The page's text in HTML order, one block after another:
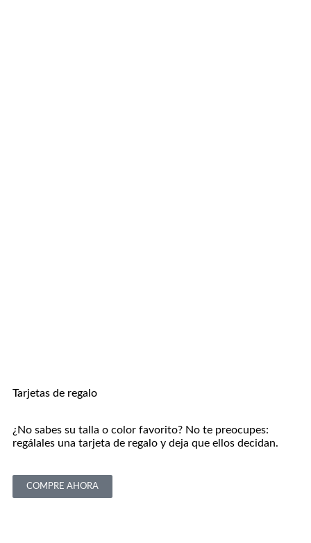
Tarjetas de regalo
¿No sabes su talla o color favorito? No te preocupes:
regálales una tarjeta de regalo y deja que ellos decidan.
COMPRE AHORA